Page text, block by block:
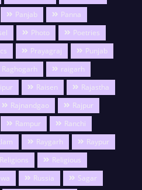
Panjab
Panna
Photo
Poetries
Prayagraj
Punjab
Raghogarh
raigarh
Raisen
Rajastha
Rajnandgao
Rajpur
Rampur
Ranchi
Raygarh
Raypur
Religions
Religious
Russia
Sagar